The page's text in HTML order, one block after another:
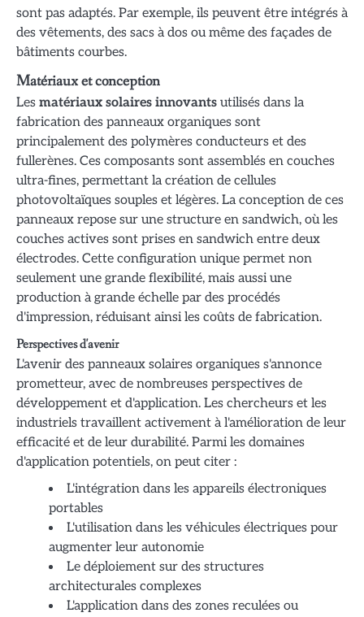
sont pas adaptés. Par exemple, ils peuvent être intégrés à
des vêtements, des sacs à dos ou même des façades de
bâtiments courbes.
Matériaux et conception
Les matériaux solaires innovants utilisés dans la
fabrication des panneaux organiques sont
principalement des polymères conducteurs et des
fullerènes. Ces composants sont assemblés en couches
ultra-fines, permettant la création de cellules
photovoltaïques souples et légères. La conception de ces
panneaux repose sur une structure en sandwich, où les
couches actives sont prises en sandwich entre deux
électrodes. Cette configuration unique permet non
seulement une grande flexibilité, mais aussi une
production à grande échelle par des procédés
d'impression, réduisant ainsi les coûts de fabrication.
Perspectives d'avenir
L'avenir des panneaux solaires organiques s'annonce
prometteur, avec de nombreuses perspectives de
développement et d'application. Les chercheurs et les
industriels travaillent activement à l'amélioration de leur
efficacité et de leur durabilité. Parmi les domaines
d'application potentiels, on peut citer :
L'intégration dans les appareils électroniques
portables
L'utilisation dans les véhicules électriques pour
augmenter leur autonomie
Le déploiement sur des structures
architecturales complexes
L'application dans des zones reculées ou